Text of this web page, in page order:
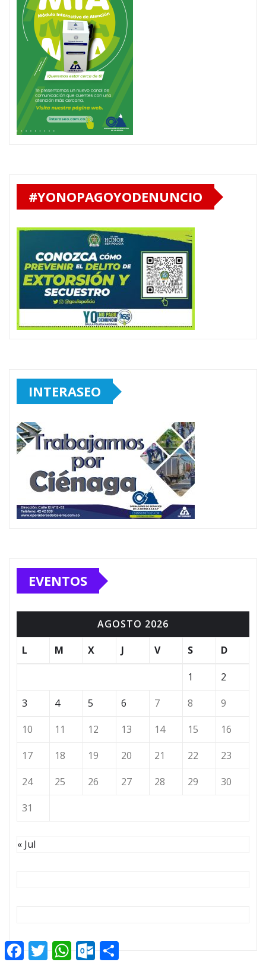
#YONOPAGOYODENUNCIO
INTERASEO
EVENTOS
AGOSTO 2026
L
M X J V S D
1
2
3
4 5 6 7 8
9
10
11 12 13 14 15
16
17
18 19 20 21 22
23
24
25 26 27 28 29
30
31
« Jul
FacebookTwitterWhatsAppOutlook.com